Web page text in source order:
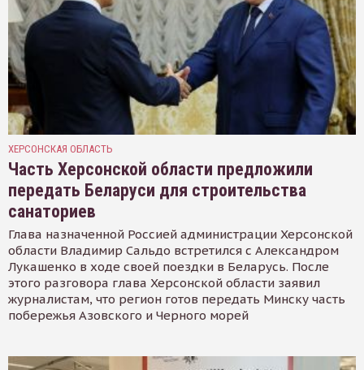
ХЕРСОНСКАЯ ОБЛАСТЬ
Часть Херсонской области предложили
передать Беларуси для строительства
санаториев
Глава назначенной Россией администрации Херсонской
области Владимир Сальдо встретился с Александром
Лукашенко в ходе своей поездки в Беларусь. После
этого разговора глава Херсонской области заявил
журналистам, что регион готов передать Минску часть
побережья Азовского и Черного морей